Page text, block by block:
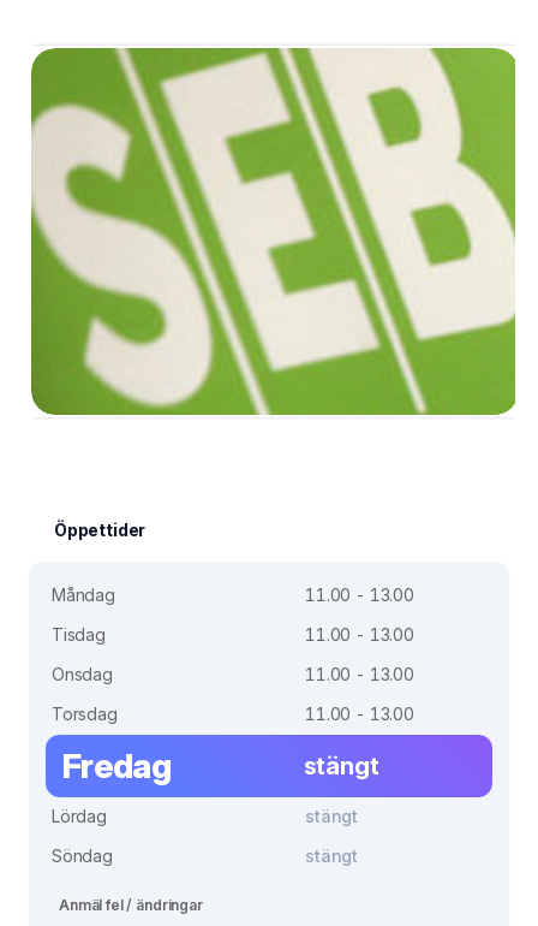
Öppettider
Måndag
11.00 - 13.00
Tisdag
11.00 - 13.00
Onsdag
11.00 - 13.00
Torsdag
11.00 - 13.00
Fredag stängt
Lördag
stängt
Söndag
stängt
Anmäl fel / ändringar